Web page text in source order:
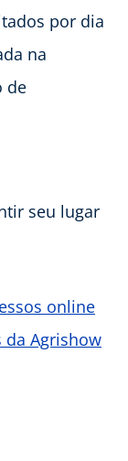
por dia
na
de
seu lugar
online
da Agrishow